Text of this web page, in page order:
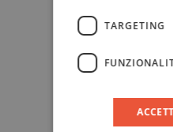
TARGETING